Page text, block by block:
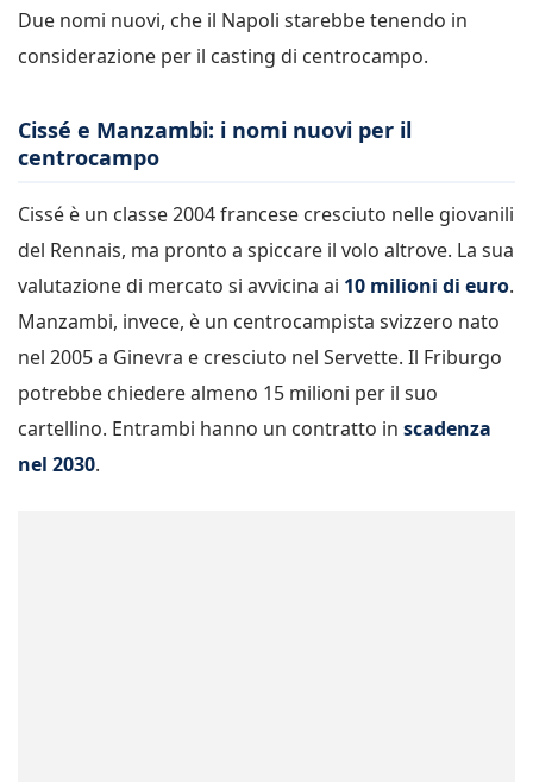
Due nomi nuovi, che il Napoli starebbe tenendo in
considerazione per il casting di centrocampo.
Cissé e Manzambi: i nomi nuovi per il
centrocampo
Cissé è un classe 2004 francese cresciuto nelle giovanili
del Rennais, ma pronto a spiccare il volo altrove. La sua
valutazione di mercato si avvicina ai 10 milioni di euro.
Manzambi, invece, è un centrocampista svizzero nato
nel 2005 a Ginevra e cresciuto nel Servette. Il Friburgo
potrebbe chiedere almeno 15 milioni per il suo
cartellino. Entrambi hanno un contratto in scadenza
nel 2030.